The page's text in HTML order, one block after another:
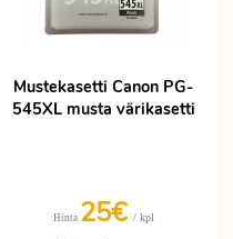
Mustekasetti Canon PG-
545XL musta värikasetti
Hinta 25€ / kpl